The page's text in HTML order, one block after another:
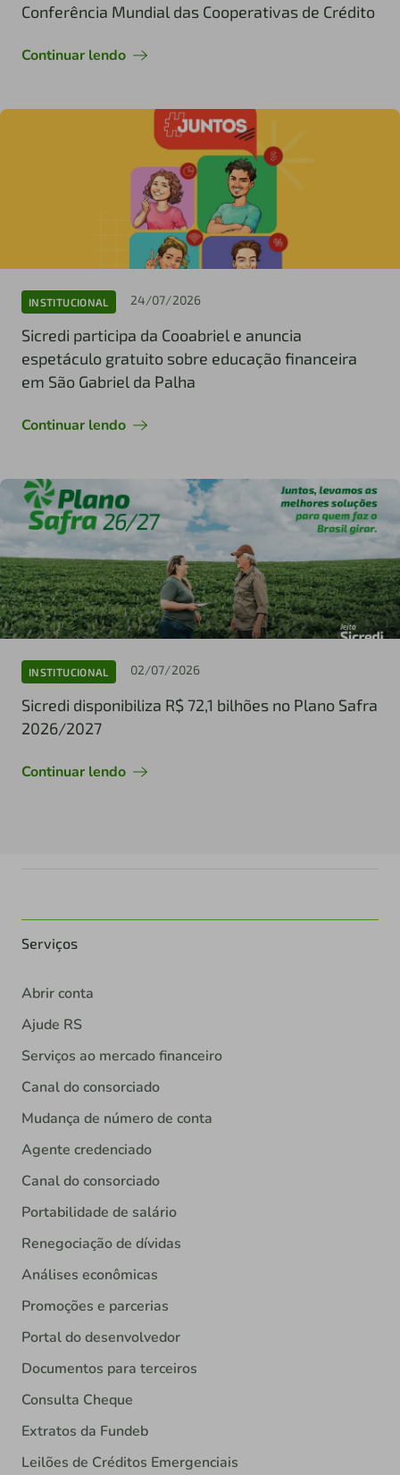
Conferência Mundial das Cooperativas de Crédito
Continuar lendo
INSTITUCIONAL 24/07/2026
Sicredi participa da Cooabriel e anuncia
espetáculo gratuito sobre educação financeira
em São Gabriel da Palha
Continuar lendo
INSTITUCIONAL 02/07/2026
Sicredi disponibiliza R$ 72,1 bilhões no Plano Safra
2026/2027
Continuar lendo
Serviços
Abrir conta
Ajude RS
Serviços ao mercado financeiro
Canal do consorciado
Mudança de número de conta
Agente credenciado
Canal do consorciado
Portabilidade de salário
Renegociação de dívidas
Análises econômicas
Promoções e parcerias
Portal do desenvolvedor
Documentos para terceiros
Consulta Cheque
Extratos da Fundeb
Leilões de Créditos Emergenciais